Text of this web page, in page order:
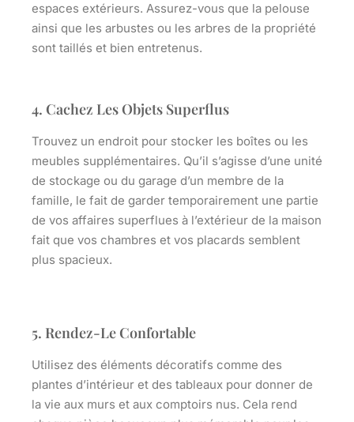
espaces extérieurs. Assurez-vous que la pelouse
ainsi que les arbustes ou les arbres de la propriété
sont taillés et bien entretenus.
4. Cachez Les Objets Superflus
Trouvez un endroit pour stocker les boîtes ou les
meubles supplémentaires. Qu’il s’agisse d’une unité
de stockage ou du garage d’un membre de la
famille, le fait de garder temporairement une partie
de vos affaires superflues à l’extérieur de la maison
fait que vos chambres et vos placards semblent
plus spacieux.
5. Rendez-Le Confortable
Utilisez des éléments décoratifs comme des
plantes d’intérieur et des tableaux pour donner de
la vie aux murs et aux comptoirs nus. Cela rend